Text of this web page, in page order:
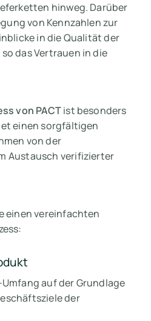
hinweg. Darüber
von Kennzahlen zur
in die Qualität der
das Vertrauen in die
von PACTist besonders
einen sorgfältigen
von der
Austausch verifizierter
einen vereinfachten
auf der Grundlage
der